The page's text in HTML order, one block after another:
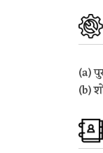
(a)
(b)